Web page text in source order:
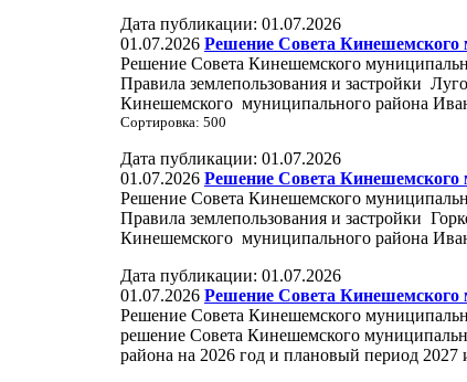
Дата публикации: 01.07.2026
01.07.2026 Решение Совета Кинешемского
Решение Совета Кинешемского
Правила землепользования и застройки
Кинешемского муниципального района
Сортировка: 500
Дата публикации: 01.07.2026
01.07.2026 Решение Совета Кинешемского
Решение Совета Кинешемского
Правила землепользования и застройки
Кинешемского муниципального района
Дата публикации: 01.07.2026
01.07.2026 Решение Совета Кинешемского
Решение Совета Кинешемского
решение Совета Кинешемского
района на 2026 год и плановый период